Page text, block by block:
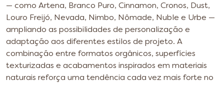
— como Artena, Branco Puro, Cinnamon, Cronos, Dust,
Louro Freijó, Nevada, Nimbo, Nômade, Nuble e Urbe —
ampliando as possibilidades de personalização e
adaptação aos diferentes estilos de projeto. A
combinação entre formatos orgânicos, superfícies
texturizadas e acabamentos inspirados em materiais
naturais reforça uma tendência cada vez mais forte no